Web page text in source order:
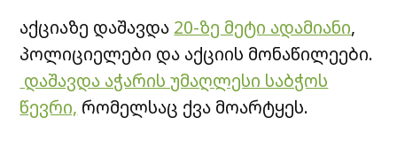
აქციაზე დაშავდა 20-ზე მეტი ადამიანი,
პოლიციელები და აქციის მონაწილეები.
დაშავდა აჭარის უმაღლესი საბჭოს
წევრი, რომელსაც ქვა მოარტყეს.